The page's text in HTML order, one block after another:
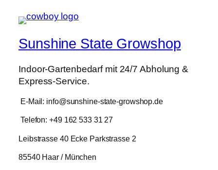
Sunshine State Growshop
Indoor-Gartenbedarf mit 24/7 Abholung &
Express-Service.
E-Mail: info@sunshine-state-growshop.de
Telefon: +49 162 533 31 27
Leibstrasse 40 Ecke Parkstrasse 2
85540 Haar / München